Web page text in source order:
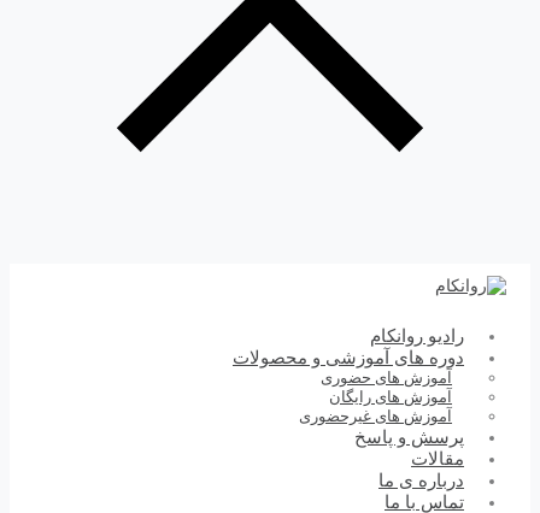
رادیو روانکام
دوره های آموزشی و محصولات
آموزش های حضوری
آموزش های رایگان
آموزش های غیرحضوری
پرسش و پاسخ
مقالات
درباره ی ما
تماس با ما